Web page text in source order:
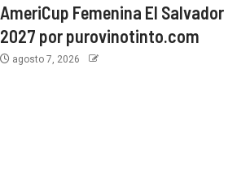
AmeriCup Femenina El Salvador
2027 por purovinotinto.com
agosto 7, 2026